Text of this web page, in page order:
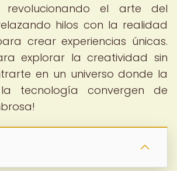
el arte del
hilos con la realidad
crear experiencias únicas.
explorar la creatividad sin
en un universo donde la
tecnología convergen de